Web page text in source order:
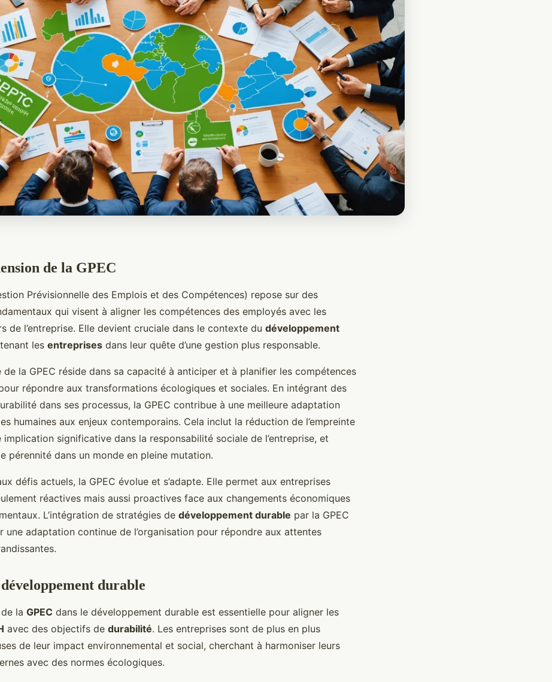
de la GPEC
Prévisionnelle des Emplois et des Compétences) repose sur des
qui visent à aligner les compétences des employés avec les
de l’entreprise. Elle devient cruciale dans le contexte du développement
les entreprises dans leur quête d’une gestion plus responsable.
de la GPEC réside dans sa capacité à anticiper et à planifier les compétences
répondre aux transformations écologiques et sociales. En intégrant des
dans ses processus, la GPEC contribue à une meilleure adaptation
humaines aux enjeux contemporains. Cela inclut la réduction de l’empreinte
implication significative dans la responsabilité sociale de l’entreprise, et
pérennité dans un monde en pleine mutation.
défis actuels, la GPEC évolue et s’adapte. Elle permet aux entreprises
réactives mais aussi proactives face aux changements économiques
L’intégration de stratégies de développement durable par la GPEC
une adaptation continue de l’organisation pour répondre aux attentes
durable
la GPEC dans le développement durable est essentielle pour aligner les
avec des objectifs de durabilité. Les entreprises sont de plus en plus
de leur impact environnemental et social, cherchant à harmoniser leurs
avec des normes écologiques.